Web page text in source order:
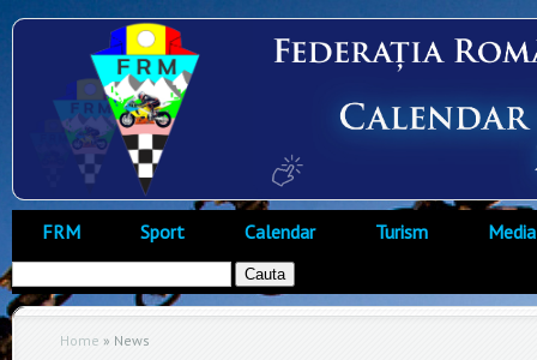
FRM Sport Calendar Turism Media
Home » News